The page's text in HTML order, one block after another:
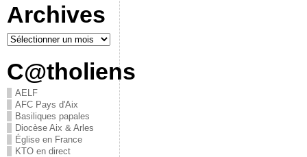
Archives
C@tholiens
AELF
AFC Pays d'Aix
Basiliques papales
Diocèse Aix & Arles
Église en France
KTO en direct